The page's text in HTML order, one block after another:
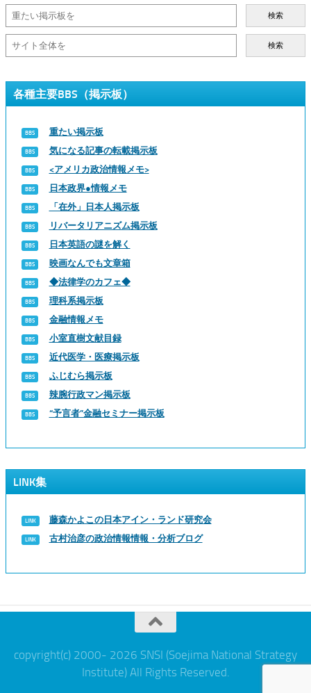
検索
検索
各種主要BBS（掲示板）
重たい掲示板
気になる記事の転載掲示板
<アメリカ政治情報メモ>
日本政界●情報メモ
「在外」日本人掲示板
リバータリアニズム掲示板
日本英語の謎を解く
映画なんでも文章箱
◆法律学のカフェ◆
理科系掲示板
金融情報メモ
小室直樹文献目録
近代医学・医療掲示板
ふじむら掲示板
辣腕行政マン掲示板
“予言者”金融セミナー掲示板
LINK集
藤森かよこの日本アイン・ランド研究会
古村治彦の政治情報情報・分析ブログ
copyright(c) 2000- 2026 SNSI (Soejima National Strategy
Institute) All Rights Reserved.